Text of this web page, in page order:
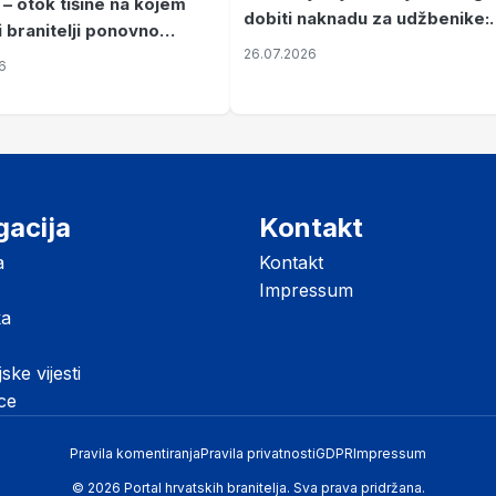
branitelji ponovno
mir
dobiti naknadu za udžbenike:
zahtjevi se podnose do 31.
26.07.2026
vijesti
Kontakt
Kontakt
Impressum
Pravila komentiranjaPravila privatnostiGDPRImpressum
© 2026 Portal hrvatskih branitelja. Sva prava pridržana.